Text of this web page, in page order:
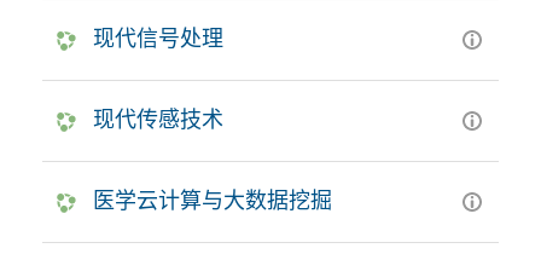
现代信号处理
现代传感技术
医学云计算与大数据挖掘